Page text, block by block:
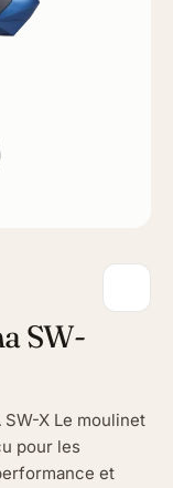
SW-
SW-X Le moulinet
pour les
et